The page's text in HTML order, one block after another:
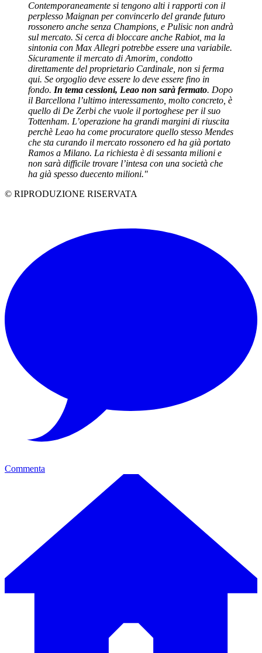
Contemporaneamente si tengono alti i rapporti con il
perplesso Maignan per convincerlo del grande futuro
rossonero anche senza Champions, e Pulisic non andrà
sul mercato. Si cerca di bloccare anche Rabiot, ma la
sintonia con Max Allegri potrebbe essere una variabile.
Sicuramente il mercato di Amorim, condotto
direttamente del proprietario Cardinale, non si ferma
qui. Se orgoglio deve essere lo deve essere fino in
fondo. In tema cessioni, Leao non sarà fermato. Dopo
il Barcellona l’ultimo interessamento, molto concreto, è
quello di De Zerbi che vuole il portoghese per il suo
Tottenham. L’operazione ha grandi margini di riuscita
perchè Leao ha come procuratore quello stesso Mendes
che sta curando il mercato rossonero ed ha già portato
Ramos a Milano. La richiesta è di sessanta milioni e
non sarà difficile trovare l’intesa con una società che
ha già spesso duecento milioni."
© RIPRODUZIONE RISERVATA
Commenta